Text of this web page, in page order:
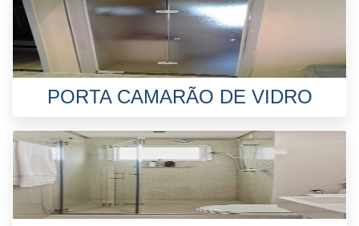
PORTA CAMARÃO DE VIDRO